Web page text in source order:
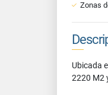
Zonas
Ubicada
2220 M2